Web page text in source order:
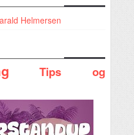
Helmersen
Tips og